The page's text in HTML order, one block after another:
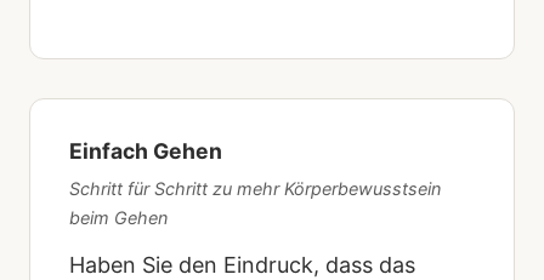
Einfach Gehen
Schritt für Schritt zu mehr Körperbewusstsein
beim Gehen
Haben Sie den Eindruck, dass das